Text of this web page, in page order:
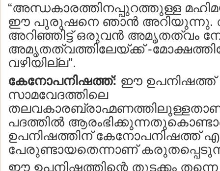
“അന്ധകാരത്തിനപ്പുറത്തുള്ള
ഈ പുരുഷനെ ഞാന്‍ അറിയുന്നു.
അറിഞ്ഞിട്ട് ഒരുവന്‍ അമൃതത്വം
അമൃതത്വത്തിലേയ്ക്ക് -
വഴിയില്ല”.
കേനോപനിഷത്ത്: ഈ ഉപനിഷത്ത്
സാമവേദത്തിലെ
പദത്തില്‍
ഉപനിഷത്തിന് കേനോപനിഷത്ത്
പേരുണ്ടായതെന്നാണ്
ഈ ഉപനിഷത്തിന്റെ തുടക്കം തന്നെ